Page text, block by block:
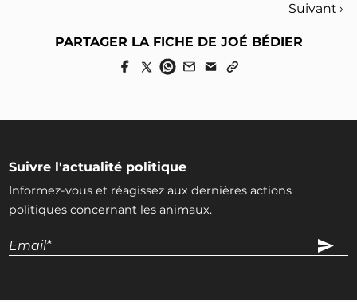
Suivant ›
PARTAGER LA FICHE DE JOÉ BÉDIER
Suivre l'actualité politique
Informez-vous et réagissez aux dernières actions
politiques concernant les animaux.